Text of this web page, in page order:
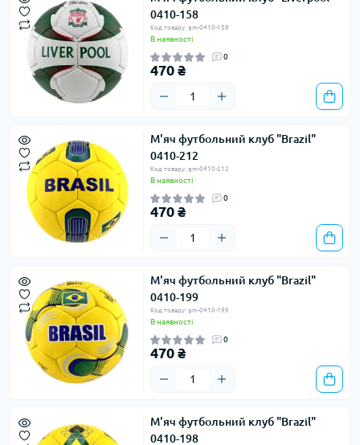
0410-158
Код товару: gm-0410-158
В наявності
0
470 ₴
М'яч футбольний клуб "Brazil"
0410-212
Код товару: gm-0410-212
В наявності
0
470 ₴
М'яч футбольний клуб "Brazil"
0410-199
Код товару: gm-0410-199
В наявності
0
470 ₴
М'яч футбольний клуб "Brazil"
0410-198